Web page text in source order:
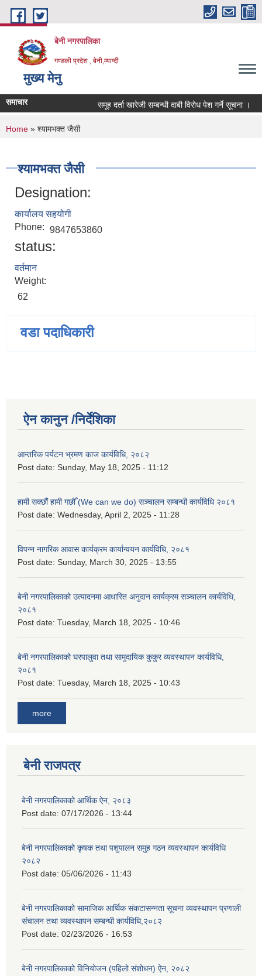
Skip to main content
बेनी नगरपालिका
गण्डकी प्रदेश , बेनी,म्याग्दी
मुख्य मेनु
समाचार समूह दर्ता खारेजी सम्बन्धी दाबी विरोध पेश गर्ने सूचना ।
You are here
Home » श्यामभक्त जैसी
श्यामभक्त जैसी
Designation:
कार्यालय सहयोगी
Phone: 9847653860
status:
वर्तमान
Weight:
62
वडा पदाधिकारी
ऐन कानुन /निर्देशिका
आन्तरिक पर्यटन भ्रमण काज कार्यविधि, २०८२
Post date: Sunday, May 18, 2025 - 11:12
हामी सक्छौं हामी गछौँ (We can we do) सञ्चालन सम्बन्धी कार्यविधि २०८१
Post date: Wednesday, April 2, 2025 - 11:28
विपन्न नागरिक आवास कार्यक्रम कार्यान्वयन कार्यविधि, २०८१
Post date: Sunday, March 30, 2025 - 13:55
बेनी नगरपालिकाको उत्पादनमा आधारित अनुदान कार्यक्रम सञ्‍चालन कार्यविधि,
२०८१
Post date: Tuesday, March 18, 2025 - 10:46
बेनी नगरपालिकाको घरपालुवा तथा सामुदायिक कुकुर व्यवस्थापन कार्यविधि,
२०८१
Post date: Tuesday, March 18, 2025 - 10:43
more
बेनी राजपत्र
बेनी नगरपालिकाको आर्थिक ऐन, २०८३
Post date: 07/17/2026 - 13:44
बेनी नगरपालिकाको कृषक तथा पशुपालन समुह गठन व्यवस्थापन कार्यविधि
२०८२
Post date: 05/06/2026 - 11:43
बेनी नगरपालिकाको सामाजिक आर्थिक संकटासन्नता सूचना व्यवस्थापन प्रणाली
संचालन तथा व्यवस्थापन सम्बन्धी कार्यविधि,२०८२
Post date: 02/23/2026 - 16:53
बेनी नगरपालिकाको विनियोजन (पहिलो संशोधन) ऐन, २०८२